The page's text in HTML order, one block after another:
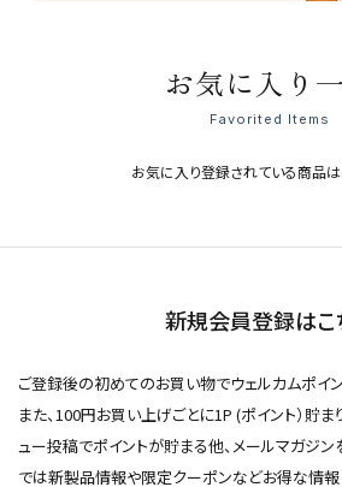
お気に入り
Favorited Items
お気に入り登録されている商品
新規会員登録はこ
ご登録後の初めてのお買い物でウェルカムポイン
また、100円お買い上げごとに1P (ポイント）貯ま
ュー投稿でポイントが貯まる他、メールマガジン
では新製品情報や限定クーポンなどお得な情報